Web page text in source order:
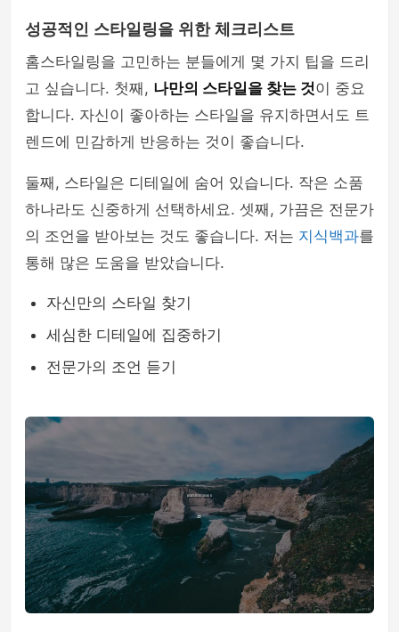
성공적인 스타일링을 위한 체크리스트
홈스타일링을 고민하는 분들에게 몇 가지 팁을 드리
고 싶습니다. 첫째, 나만의 스타일을 찾는 것이 중요
합니다. 자신이 좋아하는 스타일을 유지하면서도 트
렌드에 민감하게 반응하는 것이 좋습니다.
둘째, 스타일은 디테일에 숨어 있습니다. 작은 소품
하나라도 신중하게 선택하세요. 셋째, 가끔은 전문가
의 조언을 받아보는 것도 좋습니다. 저는 지식백과를
통해 많은 도움을 받았습니다.
자신만의 스타일 찾기
세심한 디테일에 집중하기
전문가의 조언 듣기